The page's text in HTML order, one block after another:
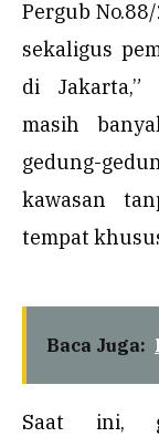
Pergub
sekaligus
di Jakarta,”
masih
gedung-
kawasan
tempat
Baca Juga:
Saat ini,